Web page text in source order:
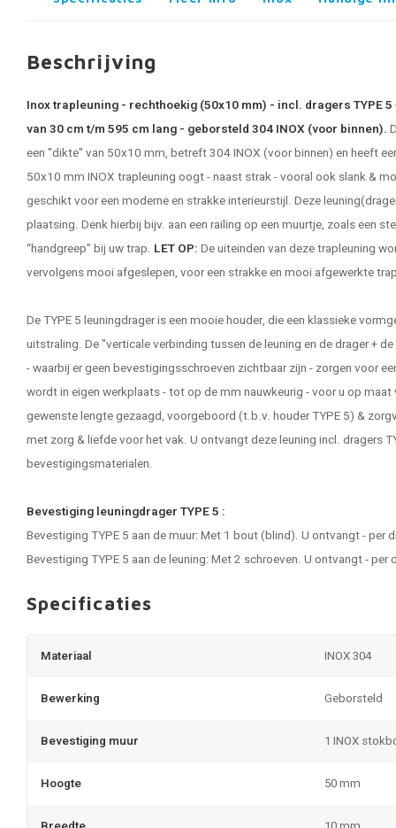
Beschrijving
Inox trapleuning - rechthoekig (50x10 mm) - incl. dragers TYPE
van 30 cm t/m 595 cm lang - geborsteld 304 INOX (voor binnen).
een "dikte" van 50x10 mm, betreft 304 INOX (voor binnen) en heeft
50x10 mm INOX trapleuning oogt - naast strak - vooral ook slank &
geschikt voor een moderne en strakke interieurstijl. Deze
plaatsing. Denk hierbij bijv. aan een railing op een muurtje, zoals een
“handgreep” bij uw trap. LET OP: De uiteinden van deze trapleuning
vervolgens mooi afgeslepen, voor een strakke en mooi afgewerkte
De TYPE 5 leuningdrager is een mooie houder, die een klassieke
uitstraling. De "verticale verbinding tussen de leuning en de drager +
- waarbij er geen bevestigingsschroeven zichtbaar zijn - zorgen voor
wordt in eigen werkplaats - tot op de mm nauwkeurig - voor u op
gewenste lengte gezaagd, voorgeboord (t.b.v. houder TYPE 5) &
met zorg & liefde voor het vak. U ontvangt deze leuning incl. dragers
bevestigingsmaterialen.
Bevestiging leuningdrager TYPE 5 :
Bevestiging TYPE 5 aan de muur: Met 1 bout (blind). U ontvangt - per
Bevestiging TYPE 5 aan de leuning: Met 2 schroeven. U ontvangt -
Specificaties
Materiaal INOX 304
Bewerking Geborsteld
Bevestiging muur 1 INOX
Hoogte 50 mm